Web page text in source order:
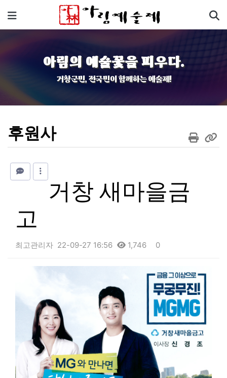
메뉴
아림의 예술꽃을 피우다.
거창군민, 전국민이 함께하는 예술제!
후원사
거창 새마을금
고
최고관리자 22-09-27 16:56 1,746 0
본문